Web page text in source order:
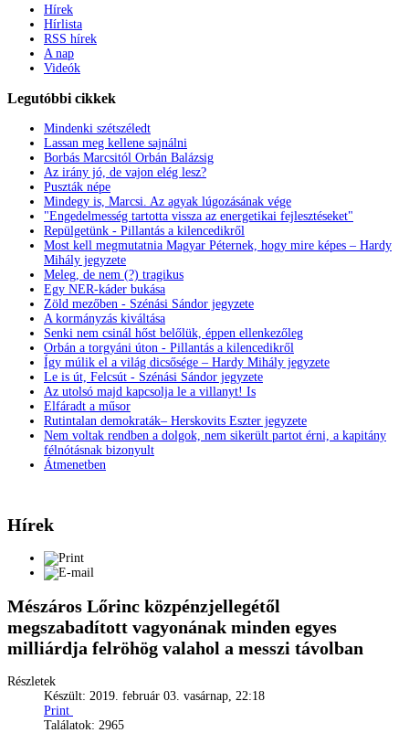
Hírek
Hírlista
RSS hírek
A nap
Videók
Legutóbbi cikkek
Mindenki szétszéledt
Lassan meg kellene sajnálni
Borbás Marcsitól Orbán Balázsig
Az irány jó, de vajon elég lesz?
Puszták népe
Mindegy is, Marcsi. Az agyak lúgozásának vége
"Engedelmesség tartotta vissza az energetikai fejlesztéseket"
Repülgetünk - Pillantás a kilencedikről
Most kell megmutatnia Magyar Péternek, hogy mire képes – Hardy
Mihály jegyzete
Meleg, de nem (?) tragikus
Egy NER-káder bukása
Zöld mezőben - Szénási Sándor jegyzete
A kormányzás kiváltása
Senki nem csinál hőst belőlük, éppen ellenkezőleg
Orbán a torgyáni úton - Pillantás a kilencedikről
Így múlik el a világ dicsősége – Hardy Mihály jegyzete
Le is út, Felcsút - Szénási Sándor jegyzete
Az utolsó majd kapcsolja le a villanyt! Is
Elfáradt a műsor
Rutintalan demokraták– Herskovits Eszter jegyzete
Nem voltak rendben a dolgok, nem sikerült partot érni, a kapitány
félnótásnak bizonyult
Átmenetben
Hírek
Mészáros Lőrinc közpénzjellegétől
megszabadított vagyonának minden egyes
milliárdja felröhög valahol a messzi távolban
Részletek
Készült: 2019. február 03. vasárnap, 22:18
Print
Találatok: 2965